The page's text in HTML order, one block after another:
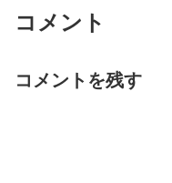
コメント
コメントを残す